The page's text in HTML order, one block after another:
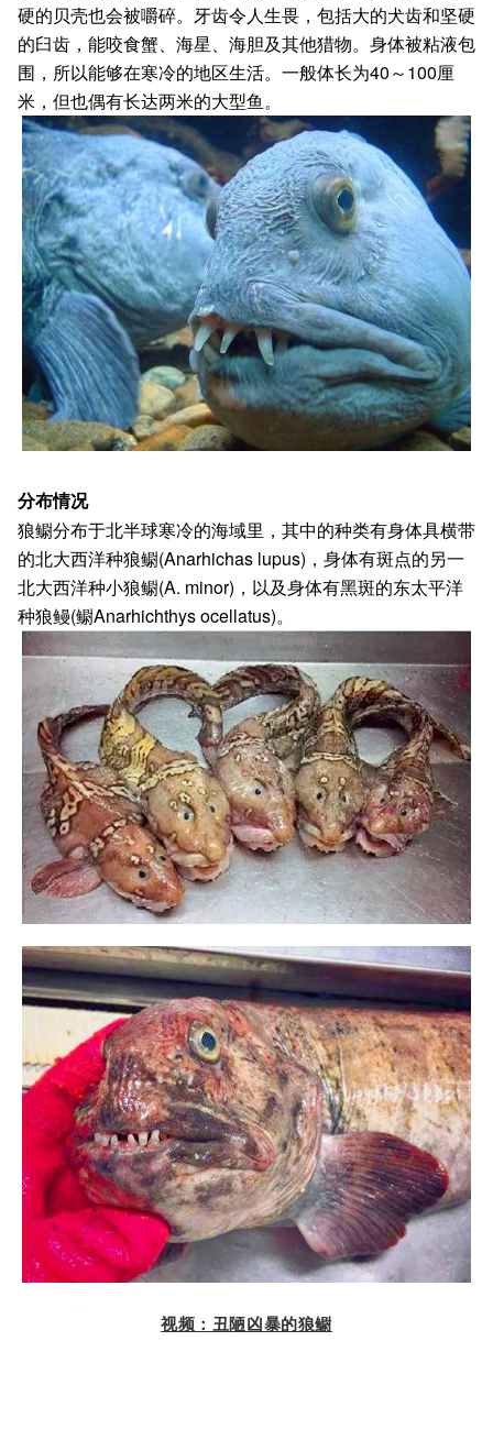
硬的贝壳也会被嚼碎。牙齿令人生畏，包括大的犬齿和坚硬
的臼齿，能咬食蟹、海星、海胆及其他猎物。身体被粘液包
围，所以能够在寒冷的地区生活。一般体长为40～100厘
米，但也偶有长达两米的大型鱼。
分布情况
狼鳚分布于北半球寒冷的海域里，其中的种类有身体具横带
的北大西洋种狼鳚(Anarhichas lupus)，身体有斑点的另一
北大西洋种小狼鳚(A. minor)，以及身体有黑斑的东太平洋
种狼鳗(鳚Anarhichthys ocellatus)。
视频： 丑陋凶暴的狼鳚